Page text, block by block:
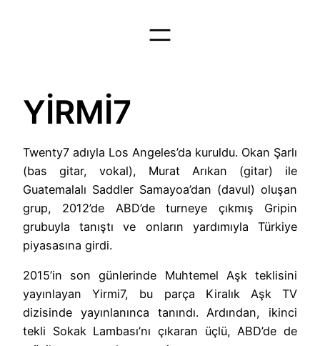
YİRMİ7
Twenty7 adıyla Los Angeles’da kuruldu. Okan Şarlı
(bas gitar, vokal), Murat Arıkan (gitar) ile
Guatemalalı Saddler Samayoa’dan (davul) oluşan
grup, 2012’de ABD’de turneye çıkmış Gripin
grubuyla tanıştı ve onların yardımıyla Türkiye
piyasasına girdi.
2015’in son günlerinde Muhtemel Aşk teklisini
yayınlayan Yirmi7, bu parça Kiralık Aşk TV
dizisinde yayınlanınca tanındı. Ardından, ikinci
tekli Sokak Lambası’nı çıkaran üçlü, ABD’de de